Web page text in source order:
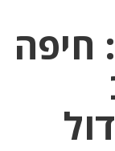
חיפה